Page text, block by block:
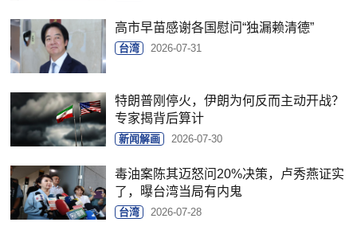
高市早苗感谢各国慰问“独漏赖清德”
台湾 2026-07-31
特朗普刚停火，伊朗为何反而主动开战？
专家揭背后算计
新闻解画 2026-07-30
毒油案陈其迈怒问20%决策，卢秀燕证实
了，曝台湾当局有内鬼
台湾 2026-07-28